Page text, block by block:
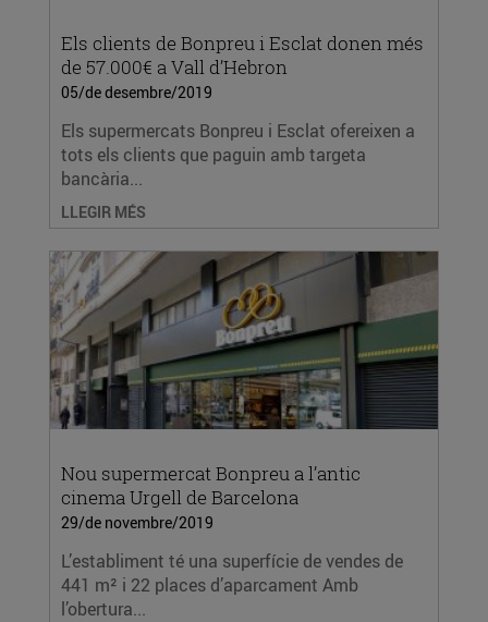
Els clients de Bonpreu i Esclat donen més
de 57.000€ a Vall d’Hebron
05/de desembre/2019
Els supermercats Bonpreu i Esclat ofereixen a
tots els clients que paguin amb targeta
bancària...
LLEGIR MÉS
Nou supermercat Bonpreu a l’antic
cinema Urgell de Barcelona
29/de novembre/2019
L’establiment té una superfície de vendes de
441 m² i 22 places d’aparcament Amb
l’obertura...